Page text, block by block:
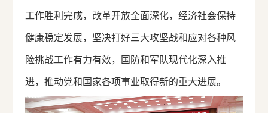
工作胜利完成，改革开放全面深化，经济社会保持
健康稳定发展，坚决打好三大攻坚战和应对各种风
险挑战工作有力有效，国防和军队现代化深入推
进，推动党和国家各项事业取得新的重大进展。